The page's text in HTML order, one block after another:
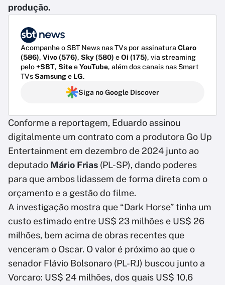
produção.
Acompanhe o SBT News nas TVs por assinatura Claro
(586), Vivo (576), Sky (580) eOi (175), via streaming
pelo+SBT, SiteeYouTube, além dos canais nas Smart
TVsSamsunge LG.
Siga no Google Discover
Conforme a reportagem, Eduardo assinou
digitalmente um contrato com a produtora Go Up
Entertainment em dezembro de 2024 junto ao
deputado Mário Frias (PL-SP), dando poderes
para que ambos lidassem de forma direta com o
orçamento e a gestão do filme.
A investigação mostra que “Dark Horse” tinha um
custo estimado entre US$ 23 milhões e US$ 26
milhões, bem acima de obras recentes que
venceram o Oscar. O valor é próximo ao que o
senador Flávio Bolsonaro (PL-RJ) buscou junto a
Vorcaro: US$ 24 milhões, dos quais US$ 10,6